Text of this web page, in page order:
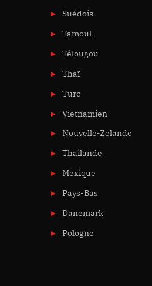
Suédois
Tamoul
Télougou
Thaï
Turc
Vietnamien
Nouvelle-Zelande
Thailande
Mexique
Pays-Bas
Danemark
Pologne